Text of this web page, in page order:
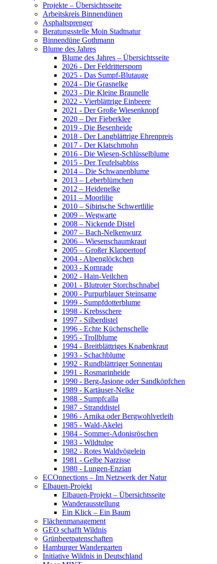
Projekte – Übersichtsseite
Arbeitskreis Binnendünen
Asphaltsprenger
Beratungsstelle Moin Stadtnatur
Binnendüne Gothmann
Blume des Jahres
Blume des Jahres – Übersichtsseite
2026 - Der Feldrittersporn
2025 - Das Sumpf-Blutauge
2024 - Die Grasnelke
2023 - Die Kleine Braunelle
2022 - Vierblättrige Einbeere
2021 - Der Große Wiesenknopf
2020 – Der Fieberklee
2019 - Die Besenheide
2018 - Der Langblättrige Ehrenpreis
2017 - Der Klatschmohn
2016 - Die Wiesen-Schlüsselblume
2015 - Der Teufelsabbiss
2014 – Die Schwanenblume
2013 – Leberblümchen
2012 – Heidenelke
2011 – Moorlilie
2010 – Sibirische Schwertlilie
2009 – Wegwarte
2008 – Nickende Distel
2007 – Bach-Nelkenwurz
2006 – Wiesenschaumkraut
2005 – Großer Klappertopf
2004 - Alpenglöckchen
2003 - Kornrade
2002 - Hain-Veilchen
2001 - Blutroter Storchschnabel
2000 - Purpurblauer Steinsame
1999 - Sumpfdotterblume
1998 - Krebsschere
1997 - Silberdistel
1996 - Echte Küchenschelle
1995 - Trollblume
1994 - Breitblättriges Knabenkraut
1993 - Schachblume
1992 - Rundblättriger Sonnentau
1991 - Rosmarinheide
1990 - Berg-Jasione oder Sandköpfchen
1989 - Kartäuser-Nelke
1988 - Sumpfcalla
1987 - Stranddistel
1986 - Arnika oder Bergwohlverleih
1985 - Wald-Akelei
1984 - Sommer-Adonisröschen
1983 - Wildtulpe
1982 - Rotes Waldvögelein
1981 - Gelbe Narzisse
1980 - Lungen-Enzian
ECOnnections – Im Netzwerk der Natur
Elbauen-Projekt
Elbauen-Projekt – Übersichtsseite
Wanderausstellung
Ein Klick – Ein Baum
Flächenmanagement
GEO schafft Wildnis
Grünbeetpatenschaften
Hamburger Wandergarten
Initiative Wildnis in Deutschland